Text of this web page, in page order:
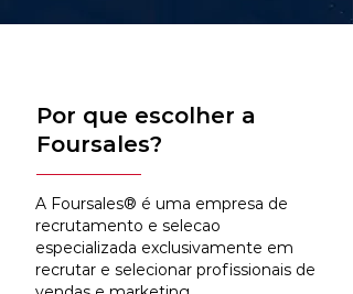
Por que escolher a
Foursales?
A Foursales® é uma empresa de
recrutamento e selecao
especializada exclusivamente em
recrutar e selecionar profissionais de